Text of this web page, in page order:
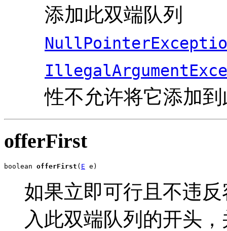
添加此双端队列
性不允许将它添加
offerFirst
boolean offerFirst ( E e)
如果立即可行且不违
入此双端队列的开头